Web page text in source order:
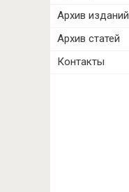
Архив изданий
Архив статей
Контакты